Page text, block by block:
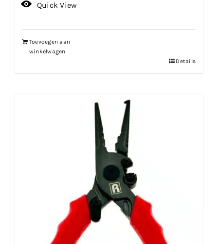
Quick View
Toevoegen aan
winkelwagen
Details